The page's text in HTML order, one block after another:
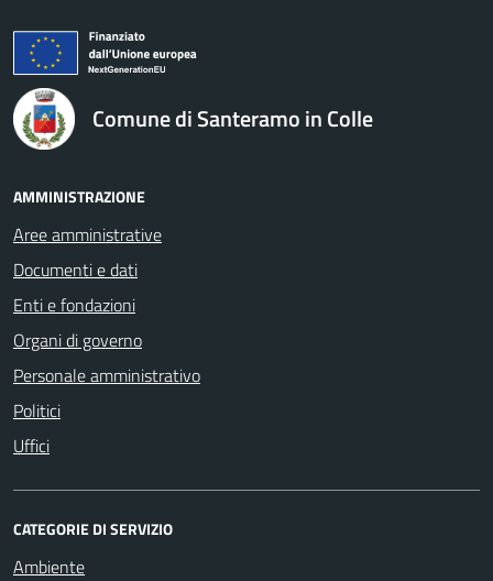
logo Unione Europea
Comune di Santeramo in Colle
AMMINISTRAZIONE
Aree amministrative
Documenti e dati
Enti e fondazioni
Organi di governo
Personale amministrativo
Politici
Uffici
CATEGORIE DI SERVIZIO
Ambiente